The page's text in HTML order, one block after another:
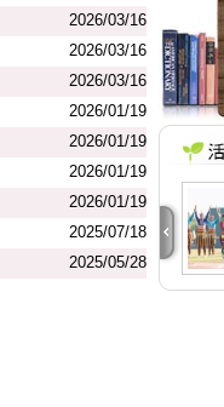
2026/03/16
2026/03/16
2026/03/16
2026/01/19
2026/01/19
2026/01/19
2026/01/19
2025/07/18
2025/05/28